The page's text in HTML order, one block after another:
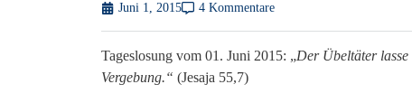
Juni 1, 2015 4 Kommentare
Tageslosung vom 01. Juni 2015: „Der Übeltäter
Vergebung.“ (Jesaja 55,7)